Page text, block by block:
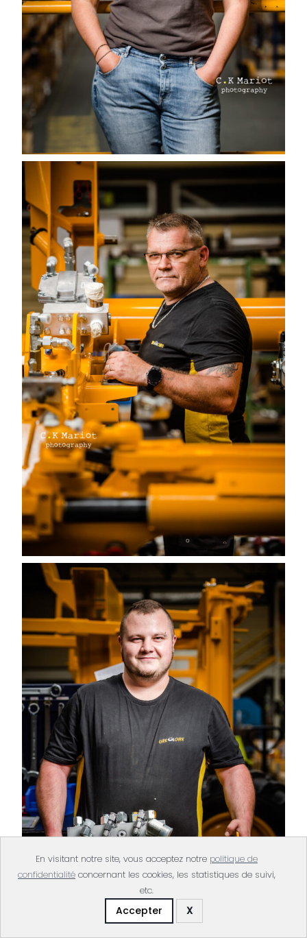
En visitant notre site, vous acceptez notre politique de
confidentialité concernant les cookies, les statistiques de suivi,
etc.
Accepter X